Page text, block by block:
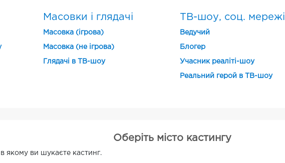
Масовки і глядачі
Масовка (ігрова)
Масовка (не ігрова)
Глядачі в ТВ-шоу
ТВ-шоу, соц. мережі
Ведучий
Блогер
Учасник реаліті-шоу
Реальний герой в ТВ-шоу
Оберіть місто кастингу
якому ви шукаєте кастинг.